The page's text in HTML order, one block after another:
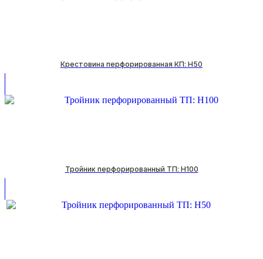
Крестовина перфорированная КП: H50
Тройник перфорированный ТП: H100